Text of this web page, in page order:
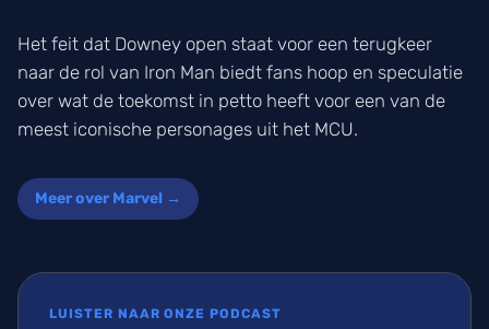
Het feit dat Downey open staat voor een terugkeer
naar de rol van Iron Man biedt fans hoop en speculatie
over wat de toekomst in petto heeft voor een van de
meest iconische personages uit het MCU.
Meer over Marvel →
LUISTER NAAR ONZE PODCAST